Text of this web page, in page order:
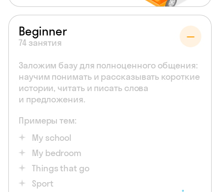
Beginner
74 занятия
Заложим базу для полноценного общения:
научим понимать и рассказывать короткие
истории, читать и писать слова
и предложения.
Примеры тем:
My school
My bedroom
Things that go
Sport